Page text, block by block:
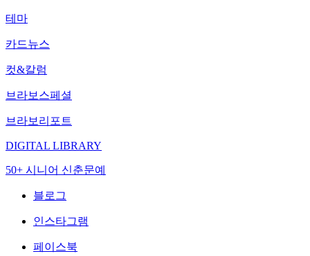
테마
카드뉴스
컷&칼럼
브라보스페셜
브라보리포트
DIGITAL LIBRARY
50+ 시니어 신춘문예
블로그
인스타그램
페이스북